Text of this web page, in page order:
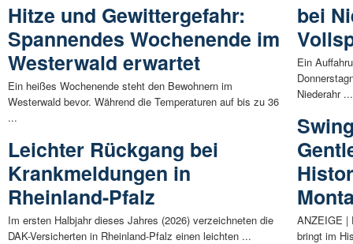
Hitze und Gewittergefahr:
Spannendes Wochenende im
Westerwald erwartet
Ein heißes Wochenende steht den Bewohnern im
Westerwald bevor. Während die Temperaturen auf bis zu 36
...
Leichter Rückgang bei
Krankmeldungen in
Rheinland-Pfalz
Im ersten Halbjahr dieses Jahres (2026) verzeichneten die
DAK-Versicherten in Rheinland-Pfalz einen leichten ...
bei
Ein
Niederahr ...
ANZEIGE |
bringt im